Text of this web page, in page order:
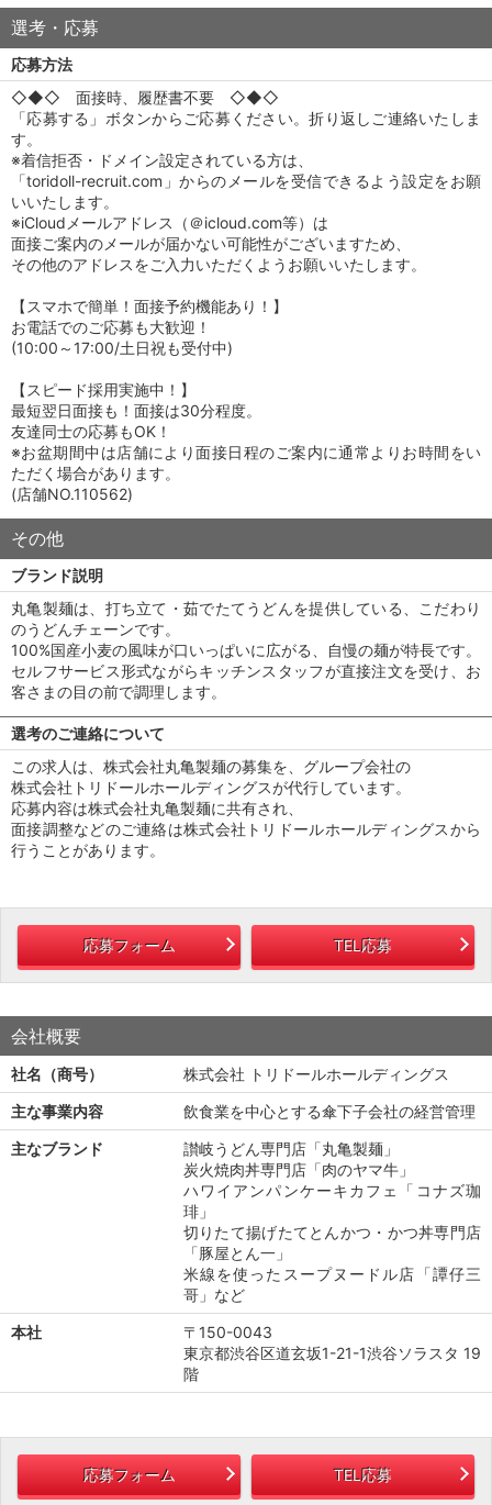
選考・応募
応募方法
◇◆◇ 面接時、履歴書不要 ◇◆◇
「応募する」ボタンからご応募ください。折り返しご連絡いたしま
す。
※着信拒否・ドメイン設定されている方は、
「toridoll-recruit.com」からのメールを受信できるよう設定をお願
いいたします。
※iCloudメールアドレス（＠icloud.com等）は
面接ご案内のメールが届かない可能性がございますため、
その他のアドレスをご入力いただくようお願いいたします。
【スマホで簡単！面接予約機能あり！】
お電話でのご応募も大歓迎！
(10:00～17:00/土日祝も受付中)
【スピード採用実施中！】
最短翌日面接も！面接は30分程度。
友達同士の応募もOK！
※お盆期間中は店舗により面接日程のご案内に通常よりお時間をい
ただく場合があります。
(店舗NO.110562)
その他
ブランド説明
丸亀製麺は、打ち立て・茹でたてうどんを提供している、こだわり
のうどんチェーンです。
100%国産小麦の風味が口いっぱいに広がる、自慢の麺が特長です。
セルフサービス形式ながらキッチンスタッフが直接注文を受け、お
客さまの目の前で調理します。
選考のご連絡について
この求人は、株式会社丸亀製麺の募集を、グループ会社の
株式会社トリドールホールディングスが代行しています。
応募内容は株式会社丸亀製麺に共有され、
面接調整などのご連絡は株式会社トリドールホールディングスから
行うことがあります。
応募フォーム TEL応募
会社概要
社名（商号）
株式会社 トリドールホールディングス
主な事業内容
飲食業を中心とする傘下子会社の経営管理
主なブランド
讃岐うどん専門店「丸亀製麺」
炭火焼肉丼専門店「肉のヤマ牛」
ハワイアンパンケーキカフェ「コナズ珈
琲」
切りたて揚げたてとんかつ・かつ丼専門店
「豚屋とん一」
米線を使ったスープヌードル店「譚仔三
哥」など
本社
〒150-0043
東京都渋谷区道玄坂1-21-1渋谷ソラスタ 19
階
応募フォーム TEL応募